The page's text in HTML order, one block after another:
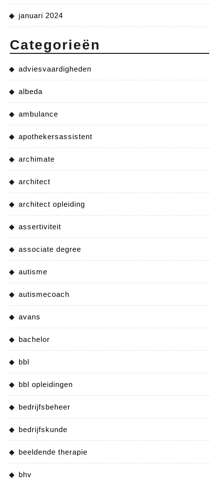
januari 2024
Categorieën
adviesvaardigheden
albeda
ambulance
apothekersassistent
archimate
architect
architect opleiding
assertiviteit
associate degree
autisme
autismecoach
avans
bachelor
bbl
bbl opleidingen
bedrijfsbeheer
bedrijfskunde
beeldende therapie
bhv